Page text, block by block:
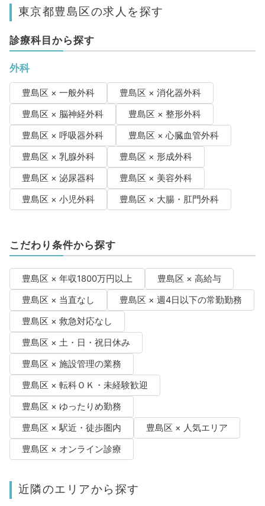
東京都豊島区の求人を探す
診療科目から探す
外科
豊島区 × 一般外科
豊島区 × 消化器外科
豊島区 × 脳神経外科
豊島区 × 整形外科
豊島区 × 呼吸器外科
豊島区 × 心臓血管外科
豊島区 × 乳腺外科
豊島区 × 形成外科
豊島区 × 泌尿器科
豊島区 × 美容外科
豊島区 × 小児外科
豊島区 × 大腸・肛門外科
こだわり条件から探す
豊島区 × 年収1800万円以上
豊島区 × 高給与
豊島区 × 当直なし
豊島区 × 週4日以下の常勤勤務
豊島区 × 救急対応なし
豊島区 × 土・日・祝日休み
豊島区 × 施設管理の業務
豊島区 × 転科ＯＫ・未経験歓迎
豊島区 × ゆったりめ勤務
豊島区 × 駅近・徒歩圏内
豊島区 × 人気エリア
豊島区 × オンライン診療
近隣のエリアから探す